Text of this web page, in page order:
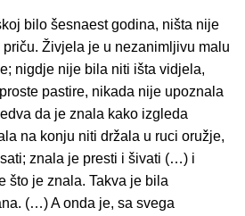
bilo šesnaest godina, ništa nije
Živjela je u nezanimljivu malu
nigdje nije bila niti išta vidjela,
pastire, nikada nije upoznala
da je znala kako izgleda
na konju niti držala u ruci oružje,
znala je presti i šivati (…) i
što je znala. Takva je bila
(…) A onda je, sa svega